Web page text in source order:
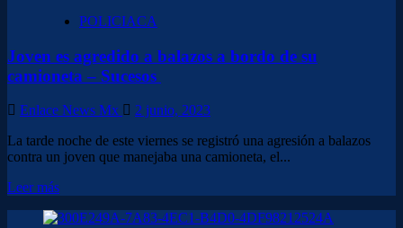
20
con
restos
humanos
en
la
comunidad
Loma
de
Flores
Salamanca
POLICIACA
Joven es agredido a balazos a bordo de su
camioneta – Sucesos
Enlace News Mx
2 junio, 2023
La tarde noche de este viernes se registró una agresión a balazos
contra un joven que manejaba una camioneta, el...
Leer másLeer
sobre